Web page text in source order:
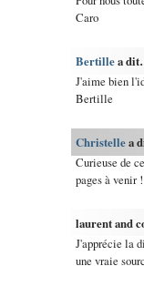
Caro
Bertillea
J'aime bien
Bertille
Christellea
Curieuse de
pages à venir !
laurent and
J'apprécie la
une vraie